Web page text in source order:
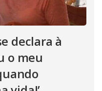
declara à
o meu